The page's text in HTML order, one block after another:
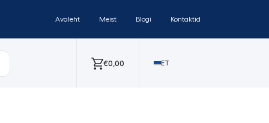
Avaleht Meist Blogi Kontaktid
€0,00 ET